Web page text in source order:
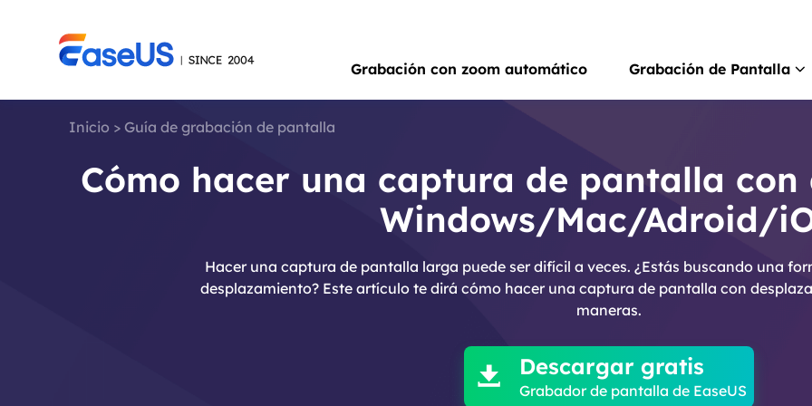
Grabación con zoom automático Grabación de Pantalla
Inicio > Guía de grabación de pantalla
Cómo hacer una captura de pantalla con
Windows/Mac/Adroid/
Hacer una captura de pantalla larga puede ser difícil a veces. ¿Estás buscando una
desplazamiento? Este artículo te dirá cómo hacer una captura de pantalla con
maneras.
 Descargar gratis
Grabador de pantalla de EaseUS